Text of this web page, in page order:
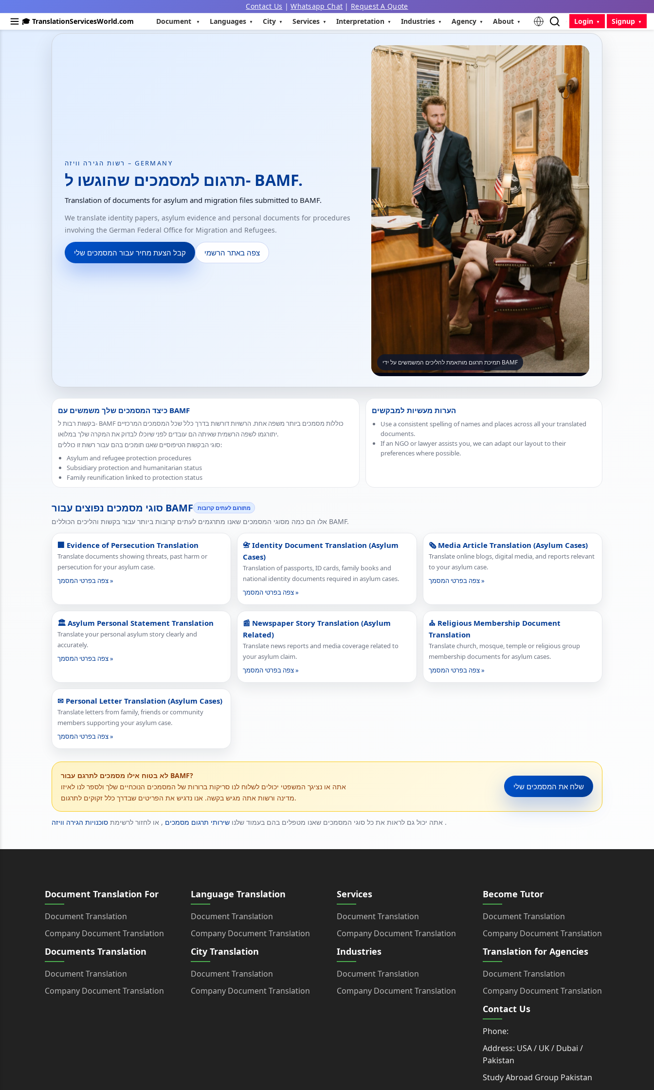
Contact Us |Whatsapp Chat | Request A Quote
🎓 TranslationServicesWorld.com
Document Languages City Services Interpretation Industries Agency About Login Signup
רשות הגירה וויזה – GERMANY
תרגום למסמכים שהוגשו ל- BAMF.
Translation of documents for asylum and migration files submitted to BAMF.
We translate identity papers, asylum evidence and personal documents for procedures
involving the German Federal Office for Migration and Refugees.
קבל הצעת מחיר עבור המסמכים שלי צפה באתר הרשמי
תמיכת תרגום מותאמת להליכים המשמשים על ידי BAMF
כיצד המסמכים שלך משמשים עם BAMF
בקשות רבות ל- BAMF כוללות מסמכים ביותר משפה אחת. הרשויות דורשות בדרך כלל שכל המסמכים המרכזיים
יתורגמו לשפה הרשמית שאיתה הם עובדים לפני שיוכלו לבדוק את המקרה שלך במלואו.
סוגי הבקשות הטיפוסיים שאנו תומכים בהם עבור רשות זו כוללים:
Asylum and refugee protection procedures
Subsidiary protection and humanitarian status
Family reunification linked to protection status
הערות מעשיות למבקשים
Use a consistent spelling of names and places across all your translated
documents.
If an NGO or lawyer assists you, we can adapt our layout to their
preferences where possible.
סוגי מסמכים נפוצים עבור BAMF מתורגם לעתים קרובות
אלו הם כמה מסוגי המסמכים שאנו מתרגמים לעתים קרובות ביותר עבור בקשות והליכים הכוללים BAMF.
🏢 Evidence of Persecution Translation
Translate documents showing threats, past harm or
persecution for your asylum case.
צפה בפרטי המסמך »
📇 Identity Document Translation (Asylum
Cases)
Translation of passports, ID cards, family books and
national identity documents required in asylum cases.
צפה בפרטי המסמך »
🗞️ Media Article Translation (Asylum Cases)
Translate online blogs, digital media, and reports relevant
to your asylum case.
צפה בפרטי המסמך »
🏛 Asylum Personal Statement Translation
Translate your personal asylum story clearly and
accurately.
צפה בפרטי המסמך »
📰 Newspaper Story Translation (Asylum
Related)
Translate news reports and media coverage related to
your asylum claim.
צפה בפרטי המסמך »
⛪ Religious Membership Document
Translation
Translate church, mosque, temple or religious group
membership documents for asylum cases.
צפה בפרטי המסמך »
✉ Personal Letter Translation (Asylum Cases)
Translate letters from family, friends or community
members supporting your asylum case.
צפה בפרטי המסמך »
לא בטוח אילו מסמכים לתרגם עבור BAMF?
אתה או נציגך המשפטי יכולים לשלוח לנו סריקות ברורות של המסמכים הנוכחיים שלך ולספר לנו לאיזו
מדינה ורשות אתה מגיש בקשה. אנו נדגיש את הפריטים שבדרך כלל זקוקים לתרגום.
שלח את המסמכים שלי
אתה יכול גם לראות את כל סוגי המסמכים שאנו מטפלים בהם בעמוד שלנו שירותי תרגום מסמכים , או לחזור לרשימת .
Document Translation For
Document Translation
Company Document Translation
Documents Translation
Document Translation
Company Document Translation
Language Translation
Document Translation
Company Document Translation
City Translation
Document Translation
Company Document Translation
Services
Document Translation
Company Document Translation
Industries
Document Translation
Company Document Translation
Become Tutor
Document Translation
Company Document Translation
Translation for Agencies
Document Translation
Company Document Translation
Contact Us
Phone:
Address: USA / UK / Dubai /
Pakistan
Study Abroad Group Pakistan